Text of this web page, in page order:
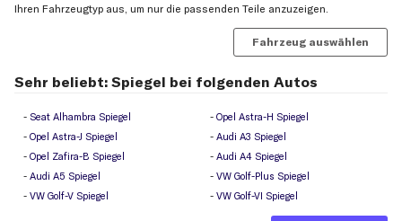
Ihren Fahrzeugtyp aus, um nur die passenden Teile anzuzeigen.
Fahrzeug auswählen
Sehr beliebt: Spiegel bei folgenden Autos
Seat Alhambra Spiegel
Opel Astra-H Spiegel
Opel Astra-J Spiegel
Audi A3 Spiegel
Opel Zafira-B Spiegel
Audi A4 Spiegel
Audi A5 Spiegel
VW Golf-Plus Spiegel
VW Golf-V Spiegel
VW Golf-VI Spiegel